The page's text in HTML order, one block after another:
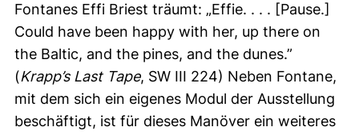
Fontanes Effi Briest träumt: „Effie. . . . [Pause.]
Could have been happy with her, up there on
the Baltic, and the pines, and the dunes.”
(Krapp’s Last Tape, SW III 224) Neben Fontane,
mit dem sich ein eigenes Modul der Ausstellung
beschäftigt, ist für dieses Manöver ein weiteres